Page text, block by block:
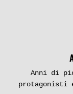
Anni di
protagonisti